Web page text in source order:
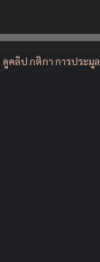
ดูคลิป กติกา การประมูล